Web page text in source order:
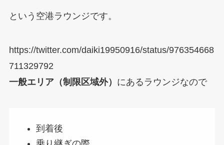
という空港ラウンジです。
https://twitter.com/daiki19950916/status/976354668
711329792
一般エリア（制限区域外） にあるラウンジなので
到着後